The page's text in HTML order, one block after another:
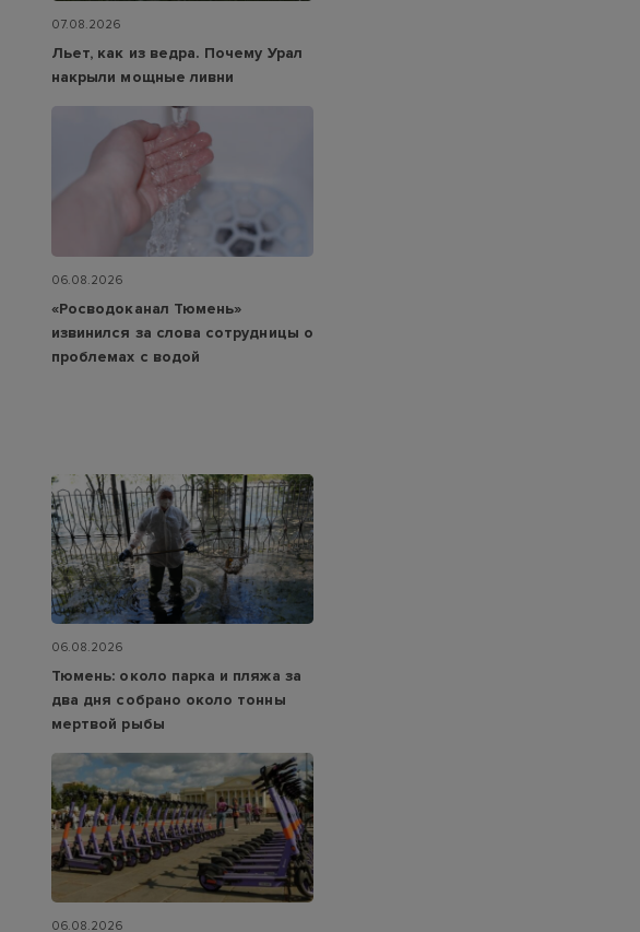
07.08.2026
Льет, как из ведра. Почему Урал
накрыли мощные ливни
06.08.2026
«Росводоканал Тюмень»
извинился за слова сотрудницы о
проблемах с водой
06.08.2026
Тюмень: около парка и пляжа за
два дня собрано около тонны
мертвой рыбы
06.08.2026